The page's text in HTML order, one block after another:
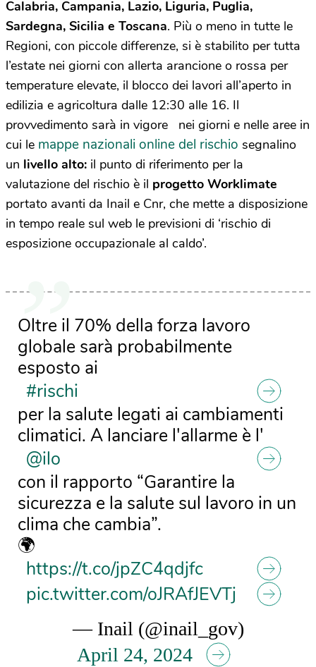
Calabria, Campania, Lazio, Liguria, Puglia,
Sardegna, Sicilia e Toscana. Più o meno in tutte le
Regioni, con piccole differenze, si è stabilito per tutta
l’estate nei giorni con allerta arancione o rossa per
temperature elevate, il blocco dei lavori all’aperto in
edilizia e agricoltura dalle 12:30 alle 16. Il
provvedimento sarà in vigore nei giorni e nelle aree in
cui le mappe nazionali online del rischio segnalino
un livello alto: il punto di riferimento per la
valutazione del rischio è il progetto Worklimate
portato avanti da Inail e Cnr, che mette a disposizione
in tempo reale sul web le previsioni di ‘rischio di
esposizione occupazionale al caldo’.
Oltre il 70% della forza lavoro
globale sarà probabilmente
esposto ai
#rischi
per la salute legati ai cambiamenti
climatici. A lanciare l'allarme è l'
@ilo
con il rapporto “Garantire la
sicurezza e la salute sul lavoro in un
clima che cambia”.
🌍
https://t.co/jpZC4qdjfc
pic.twitter.com/oJRAfJEVTj
— Inail (@inail_gov)
April 24, 2024